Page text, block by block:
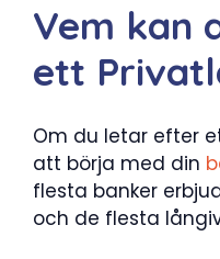
Vem kan
ett
Om du letar efter
att börja med din
flesta banker
och de flesta